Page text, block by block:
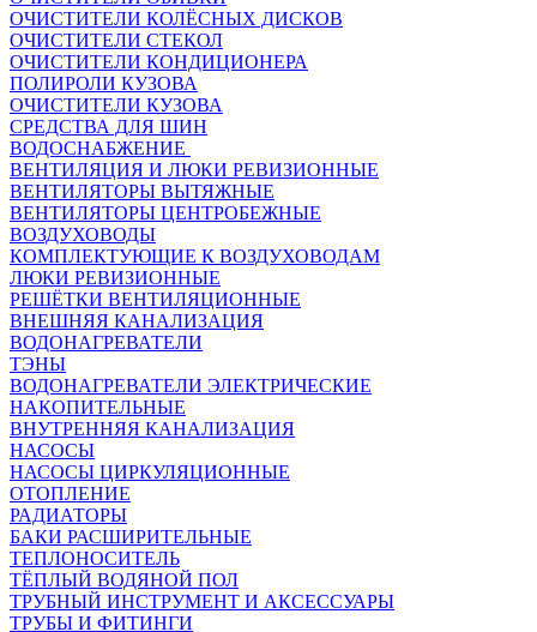
ОЧИСТИТЕЛИ КОЛЁСНЫХ ДИСКОВ
ОЧИСТИТЕЛИ СТЕКОЛ
ОЧИСТИТЕЛИ КОНДИЦИОНЕРА
ПОЛИРОЛИ КУЗОВА
ОЧИСТИТЕЛИ КУЗОВА
СРЕДСТВА ДЛЯ ШИН
ВОДОСНАБЖЕНИЕ
ВЕНТИЛЯЦИЯ И ЛЮКИ РЕВИЗИОННЫЕ
ВЕНТИЛЯТОРЫ ВЫТЯЖНЫЕ
ВЕНТИЛЯТОРЫ ЦЕНТРОБЕЖНЫЕ
ВОЗДУХОВОДЫ
КОМПЛЕКТУЮЩИЕ К ВОЗДУХОВОДАМ
ЛЮКИ РЕВИЗИОННЫЕ
РЕШЁТКИ ВЕНТИЛЯЦИОННЫЕ
ВНЕШНЯЯ КАНАЛИЗАЦИЯ
ВОДОНАГРЕВАТЕЛИ
ТЭНЫ
ВОДОНАГРЕВАТЕЛИ ЭЛЕКТРИЧЕСКИЕ
НАКОПИТЕЛЬНЫЕ
ВНУТРЕННЯЯ КАНАЛИЗАЦИЯ
НАСОСЫ
НАСОСЫ ЦИРКУЛЯЦИОННЫЕ
ОТОПЛЕНИЕ
РАДИАТОРЫ
БАКИ РАСШИРИТЕЛЬНЫЕ
ТЕПЛОНОСИТЕЛЬ
ТЁПЛЫЙ ВОДЯНОЙ ПОЛ
ТРУБНЫЙ ИНСТРУМЕНТ И АКСЕССУАРЫ
ТРУБЫ И ФИТИНГИ